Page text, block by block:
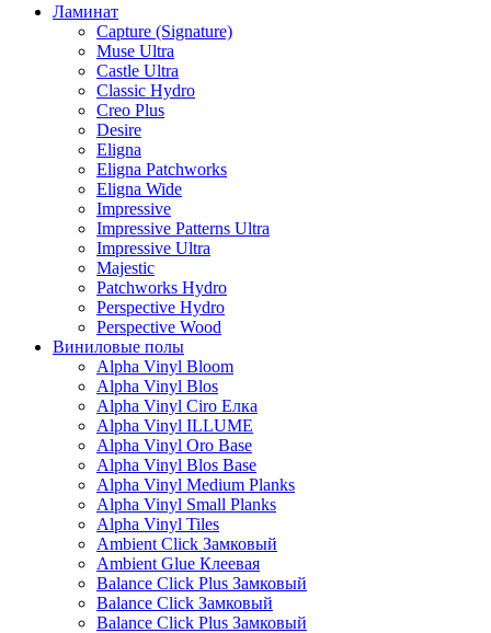
Ламинат
Capture (Signature)
Muse Ultra
Castle Ultra
Classic Hydro
Creo Plus
Desire
Eligna
Eligna Patchworks
Eligna Wide
Impressive
Impressive Patterns Ultra
Impressive Ultra
Majestic
Patchworks Hydro
Perspective Hydro
Perspective Wood
Виниловые полы
Alpha Vinyl Bloom
Alpha Vinyl Blos
Alpha Vinyl Ciro Елка
Alpha Vinyl ILLUME
Alpha Vinyl Oro Base
Alpha Vinyl Blos Base
Alpha Vinyl Medium Planks
Alpha Vinyl Small Planks
Alpha Vinyl Tiles
Ambient Click Замковый
Ambient Glue Клеевая
Balance Click Plus Замковый
Balance Click Замковый
Balance Click Plus Замковый